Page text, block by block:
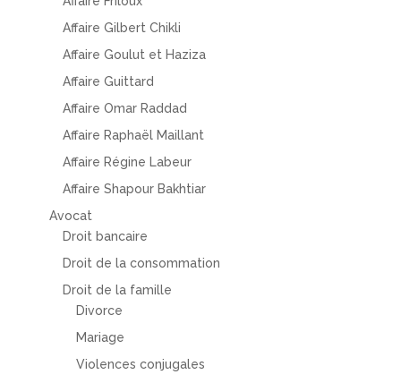
Affaire Gilbert Chikli
Affaire Goulut et Haziza
Affaire Guittard
Affaire Omar Raddad
Affaire Raphaël Maillant
Affaire Régine Labeur
Affaire Shapour Bakhtiar
Avocat
Droit bancaire
Droit de la consommation
Droit de la famille
Divorce
Mariage
Violences conjugales